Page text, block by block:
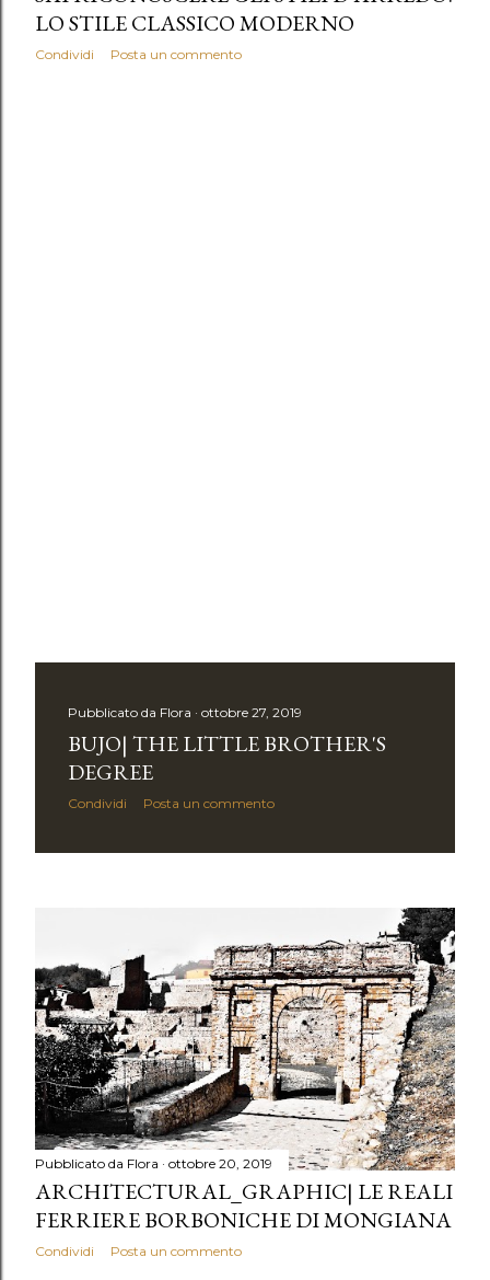
LO STILE CLASSICO MODERNO
Condividi Posta un commento
Pubblicato da Flora ottobre 27, 2019
BUJO| THE LITTLE BROTHER'S
DEGREE
Condividi Posta un commento
Pubblicato da Flora ottobre 20, 2019
ARCHITECTURAL_GRAPHIC| LE REALI
FERRIERE BORBONICHE DI MONGIANA
Condividi Posta un commento